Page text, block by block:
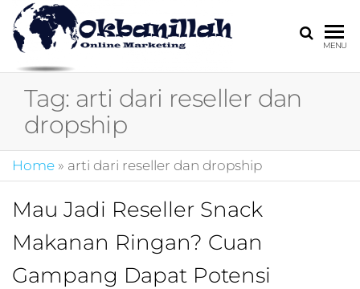
HARGA
MIRING
4.0,jasa digital
kotler,performance
digital,bisnis digital
digital
marketing,kotler
4.0,branding
digital,marketing
MENU
Tag: arti dari reseller dan
dropship
Home » arti dari reseller dan dropship
Mau Jadi Reseller Snack
Makanan Ringan? Cuan
Gampang Dapat Potensi